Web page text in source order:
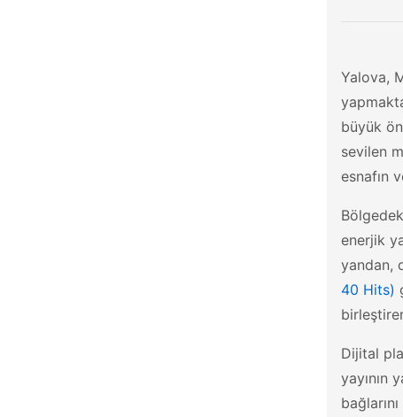
Yalova,
büyük
sevilen
esnafın
enerjik
yandan,
40 Hits)
Dijital
yayının